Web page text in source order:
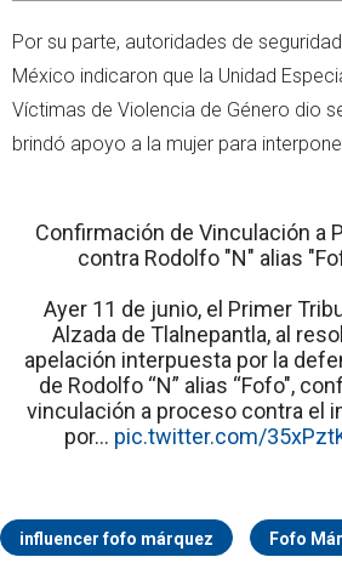
Por su parte, autoridades de
México indicaron que la Unidad
Víctimas de Violencia de Género dio
brindó apoyo a la mujer para
Confirmación de Vinculación a
contra Rodolfo "N" alias
Ayer 11 de junio, el Primer
Alzada de Tlalnepantla, al
apelación interpuesta por la
de Rodolfo “N” alias “Fofo",
vinculación a proceso contra el
por… pic.twitter.com/
influencer fofo márquez Fofo